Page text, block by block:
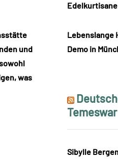
und
was
Edelkurtisane
Lebenslange
Demo in
Temeswar
Sibylle